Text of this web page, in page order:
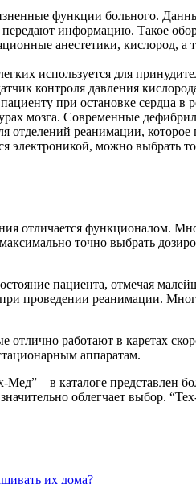
функции больного.
информацию. Такое
анестетики, кислород,
используется для
контроля давления
при остановке сердца в
мозга. Современные
реанимации,
электроникой, можно выбрать
отличается функционалом.
точно выбрать
пациента, отмечая
проведении реанимации.
работают в каретах
аппаратам.
– в каталоге
облегчает выбор.
их дома?